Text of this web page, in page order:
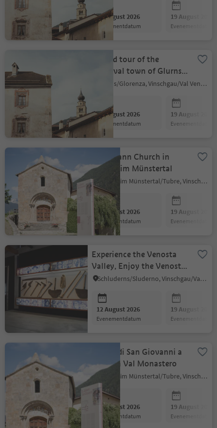
12 August 2026
evenementdatum
19 August 2026
evenementdatum
Guided tour of the
medieval town of Glurns
“Towers, Walls, Mill”
Glurns/Glorenza, Vinschgau/Val Venosta
12 August 2026
evenementdatum
19 August 2026
evenementdatum
St. Johann Church in
Taufers im Münstertal
Taufers im Münstertal/Tubre, Vinschgau/Val Venosta
12 August 2026
evenementdatum
19 August 2026
evenementdatum
Experience the Venosta
Valley, Enjoy the Venosta
Valley (in German)
Schluderns/Sluderno, Vinschgau/Val Venosta
12 August 2026
evenementdatum
19 August 2026
evenementdatum
Chiesa di San Giovanni a
Tubre in Val Monastero
Taufers im Münstertal/Tubre, Vinschgau/Val Venosta
12 August 2026
evenementdatum
19 August 2026
evenementdatum